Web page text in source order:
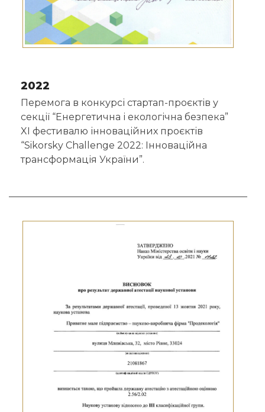
2022
Перемога в конкурсі стартап-проєктів у
секції “Енергетична і екологічна безпека”
XI фестивалю інноваційних проєктів
“Sikorsky Сhallenge 2022: Інноваційна
трансформація України”.